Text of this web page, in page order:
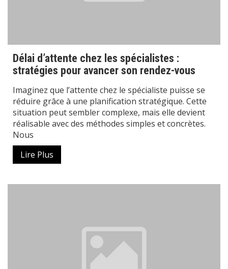
Délai d’attente chez les spécialistes :
stratégies pour avancer son rendez-vous
Imaginez que l’attente chez le spécialiste puisse se
réduire grâce à une planification stratégique. Cette
situation peut sembler complexe, mais elle devient
réalisable avec des méthodes simples et concrètes.
Nous
Lire Plus